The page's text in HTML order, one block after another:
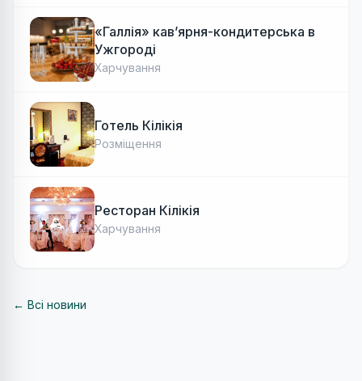
«Галлія» кав’ярня-кондитерська в
Ужгороді
Харчування
Готель Кілікія
Розміщення
Ресторан Кілікія
Харчування
← Всі новини